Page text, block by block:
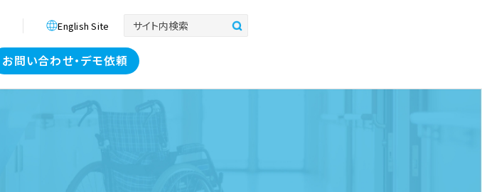
English Site
お問い合わせ・デモ依頼